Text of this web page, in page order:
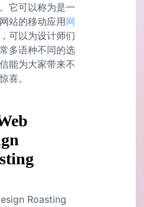
它可以称为是一
站的移动应用网
，可以为设计师们
多语种不同的选
能为大家带来不
喜。
Roasting